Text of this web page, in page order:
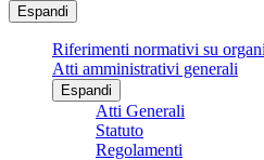
Espandi
Riferimenti normativi su
Atti amministrativi generali
Espandi
Atti Generali
Statuto
Regolamenti